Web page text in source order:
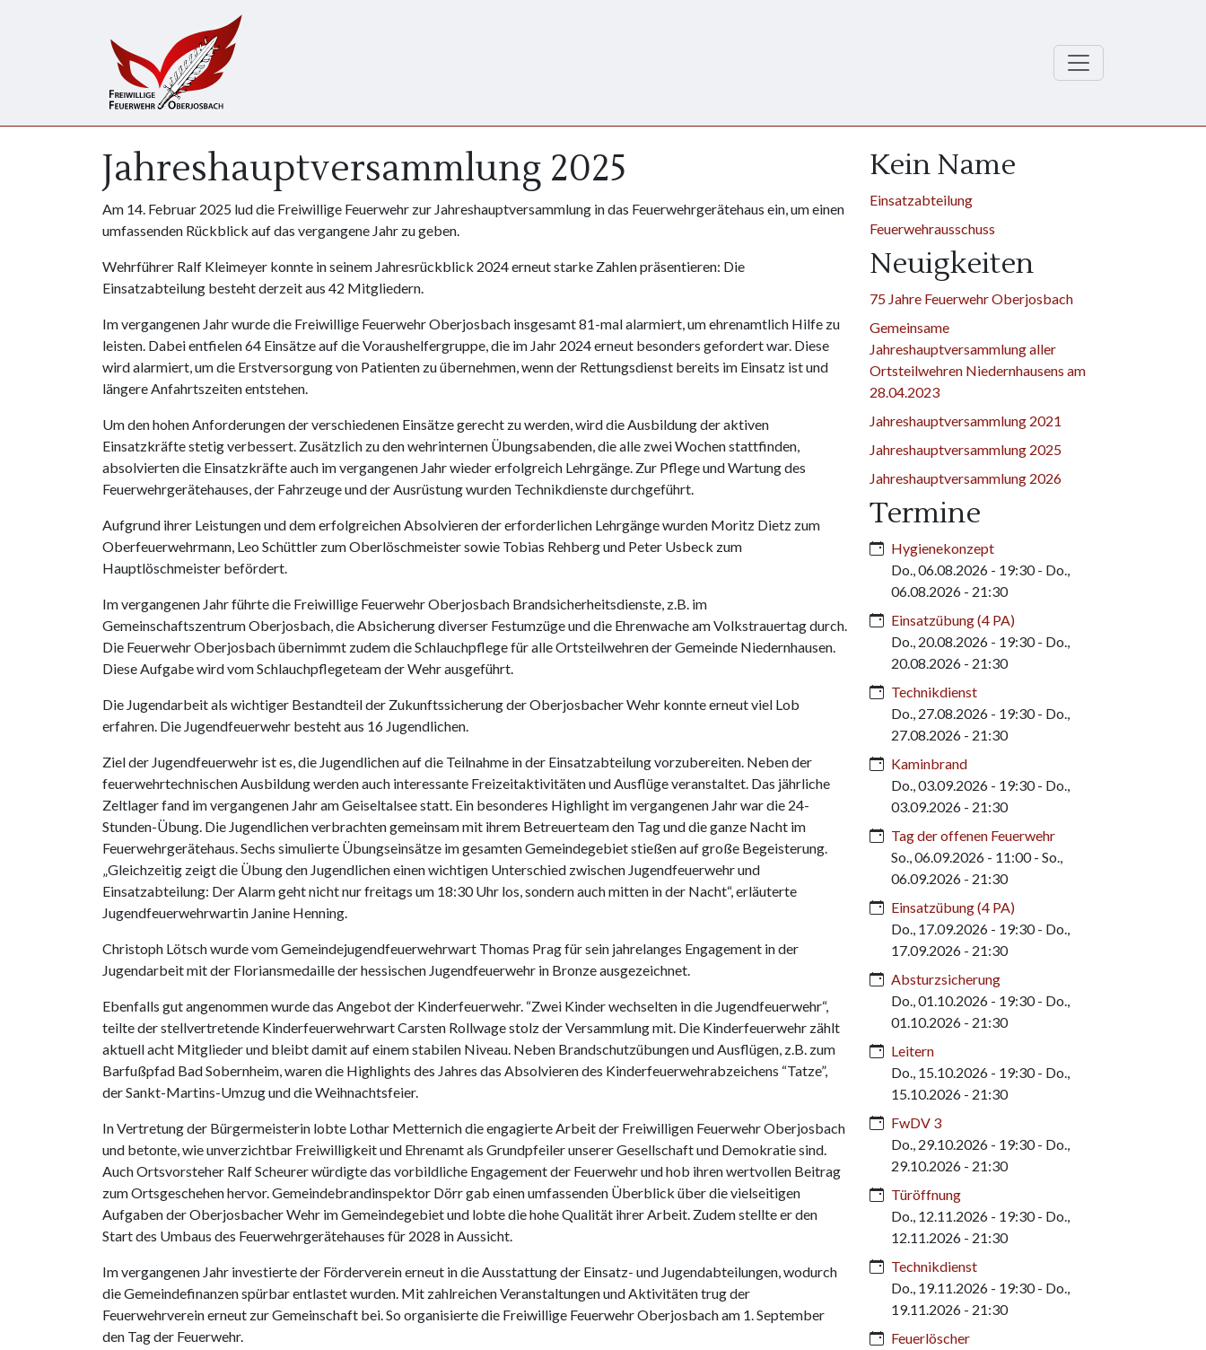
Jahreshauptversammlung 2025
Am 14. Februar 2025 lud die Freiwillige Feuerwehr zur Jahreshauptversammlung in das Feuerwehrgerätehaus ein, um einen
umfassenden Rückblick auf das vergangene Jahr zu geben.
Wehrführer Ralf Kleimeyer konnte in seinem Jahresrückblick 2024 erneut starke Zahlen präsentieren: Die
Einsatzabteilung besteht derzeit aus 42 Mitgliedern.
Im vergangenen Jahr wurde die Freiwillige Feuerwehr Oberjosbach insgesamt 81-mal alarmiert, um ehrenamtlich Hilfe zu
leisten. Dabei entfielen 64 Einsätze auf die Voraushelfergruppe, die im Jahr 2024 erneut besonders gefordert war. Diese
wird alarmiert, um die Erstversorgung von Patienten zu übernehmen, wenn der Rettungsdienst bereits im Einsatz ist und
längere Anfahrtszeiten entstehen.
Um den hohen Anforderungen der verschiedenen Einsätze gerecht zu werden, wird die Ausbildung der aktiven
Einsatzkräfte stetig verbessert. Zusätzlich zu den wehrinternen Übungsabenden, die alle zwei Wochen stattfinden,
absolvierten die Einsatzkräfte auch im vergangenen Jahr wieder erfolgreich Lehrgänge. Zur Pflege und Wartung des
Feuerwehrgerätehauses, der Fahrzeuge und der Ausrüstung wurden Technikdienste durchgeführt.
Aufgrund ihrer Leistungen und dem erfolgreichen Absolvieren der erforderlichen Lehrgänge wurden Moritz Dietz zum
Oberfeuerwehrmann, Leo Schüttler zum Oberlöschmeister sowie Tobias Rehberg und Peter Usbeck zum
Hauptlöschmeister befördert.
Im vergangenen Jahr führte die Freiwillige Feuerwehr Oberjosbach Brandsicherheitsdienste, z.B. im
Gemeinschaftszentrum Oberjosbach, die Absicherung diverser Festumzüge und die Ehrenwache am Volkstrauertag durch.
Die Feuerwehr Oberjosbach übernimmt zudem die Schlauchpflege für alle Ortsteilwehren der Gemeinde Niedernhausen.
Diese Aufgabe wird vom Schlauchpflegeteam der Wehr ausgeführt.
Die Jugendarbeit als wichtiger Bestandteil der Zukunftssicherung der Oberjosbacher Wehr konnte erneut viel Lob
erfahren. Die Jugendfeuerwehr besteht aus 16 Jugendlichen.
Ziel der Jugendfeuerwehr ist es, die Jugendlichen auf die Teilnahme in der Einsatzabteilung vorzubereiten. Neben der
feuerwehrtechnischen Ausbildung werden auch interessante Freizeitaktivitäten und Ausflüge veranstaltet. Das jährliche
Zeltlager fand im vergangenen Jahr am Geiseltalsee statt. Ein besonderes Highlight im vergangenen Jahr war die 24-
Stunden-Übung. Die Jugendlichen verbrachten gemeinsam mit ihrem Betreuerteam den Tag und die ganze Nacht im
Feuerwehrgerätehaus. Sechs simulierte Übungseinsätze im gesamten Gemeindegebiet stießen auf große Begeisterung.
„Gleichzeitig zeigt die Übung den Jugendlichen einen wichtigen Unterschied zwischen Jugendfeuerwehr und
Einsatzabteilung: Der Alarm geht nicht nur freitags um 18:30 Uhr los, sondern auch mitten in der Nacht“, erläuterte
Jugendfeuerwehrwartin Janine Henning.
Christoph Lötsch wurde vom Gemeindejugendfeuerwehrwart Thomas Prag für sein jahrelanges Engagement in der
Jugendarbeit mit der Floriansmedaille der hessischen Jugendfeuerwehr in Bronze ausgezeichnet.
Ebenfalls gut angenommen wurde das Angebot der Kinderfeuerwehr. “Zwei Kinder wechselten in die Jugendfeuerwehr“,
teilte der stellvertretende Kinderfeuerwehrwart Carsten Rollwage stolz der Versammlung mit. Die Kinderfeuerwehr zählt
aktuell acht Mitglieder und bleibt damit auf einem stabilen Niveau. Neben Brandschutzübungen und Ausflügen, z.B. zum
Barfußpfad Bad Sobernheim, waren die Highlights des Jahres das Absolvieren des Kinderfeuerwehrabzeichens “Tatze”,
der Sankt-Martins-Umzug und die Weihnachtsfeier.
In Vertretung der Bürgermeisterin lobte Lothar Metternich die engagierte Arbeit der Freiwilligen Feuerwehr Oberjosbach
und betonte, wie unverzichtbar Freiwilligkeit und Ehrenamt als Grundpfeiler unserer Gesellschaft und Demokratie sind.
Auch Ortsvorsteher Ralf Scheurer würdigte das vorbildliche Engagement der Feuerwehr und hob ihren wertvollen Beitrag
zum Ortsgeschehen hervor. Gemeindebrandinspektor Dörr gab einen umfassenden Überblick über die vielseitigen
Aufgaben der Oberjosbacher Wehr im Gemeindegebiet und lobte die hohe Qualität ihrer Arbeit. Zudem stellte er den
Start des Umbaus des Feuerwehrgerätehauses für 2028 in Aussicht.
Im vergangenen Jahr investierte der Förderverein erneut in die Ausstattung der Einsatz- und Jugendabteilungen, wodurch
die Gemeindefinanzen spürbar entlastet wurden. Mit zahlreichen Veranstaltungen und Aktivitäten trug der
Feuerwehrverein erneut zur Gemeinschaft bei. So organisierte die Freiwillige Feuerwehr Oberjosbach am 1. September
den Tag der Feuerwehr.
Kein Name
Einsatzabteilung
Feuerwehrausschuss
Neuigkeiten
75 Jahre Feuerwehr Oberjosbach
Gemeinsame
Jahreshauptversammlung aller
Ortsteilwehren Niedernhausens am
28.04.2023
Jahreshauptversammlung 2021
Jahreshauptversammlung 2025
Jahreshauptversammlung 2026
Termine
Hygienekonzept
Do., 06.08.2026 - 19:30- Do.,
06.08.2026 - 21:30
Einsatzübung (4 PA)
Do., 20.08.2026 - 19:30- Do.,
20.08.2026 - 21:30
Technikdienst
Do., 27.08.2026 - 19:30- Do.,
27.08.2026 - 21:30
Kaminbrand
Do., 03.09.2026 - 19:30- Do.,
03.09.2026 - 21:30
Tag der offenen Feuerwehr
So., 06.09.2026 - 11:00- So.,
06.09.2026 - 21:30
Einsatzübung (4 PA)
Do., 17.09.2026 - 19:30- Do.,
17.09.2026 - 21:30
Absturzsicherung
Do., 01.10.2026 - 19:30- Do.,
01.10.2026 - 21:30
Leitern
Do., 15.10.2026 - 19:30- Do.,
15.10.2026 - 21:30
FwDV 3
Do., 29.10.2026 - 19:30- Do.,
29.10.2026 - 21:30
Türöffnung
Do., 12.11.2026 - 19:30- Do.,
12.11.2026 - 21:30
Technikdienst
Do., 19.11.2026 - 19:30- Do.,
19.11.2026 - 21:30
Feuerlöscher